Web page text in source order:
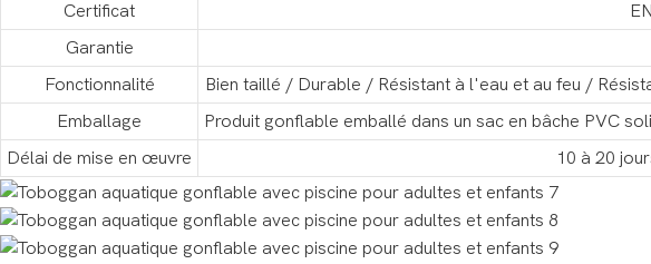
Certificat
Garantie
Fonctionnalité
Bien taillé / Durable / Résistant à l'eau et au feu /
Emballage
Produit gonflable emballé dans un sac en bâche PVC
Délai de mise en œuvre
10 à 20